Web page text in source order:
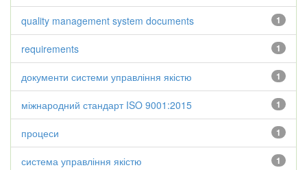
1
quality management system documents
1
requirements
1
документи системи управління якістю
1
міжнародний стандарт ISO 9001:2015
1
процеси
1
система управління якістю